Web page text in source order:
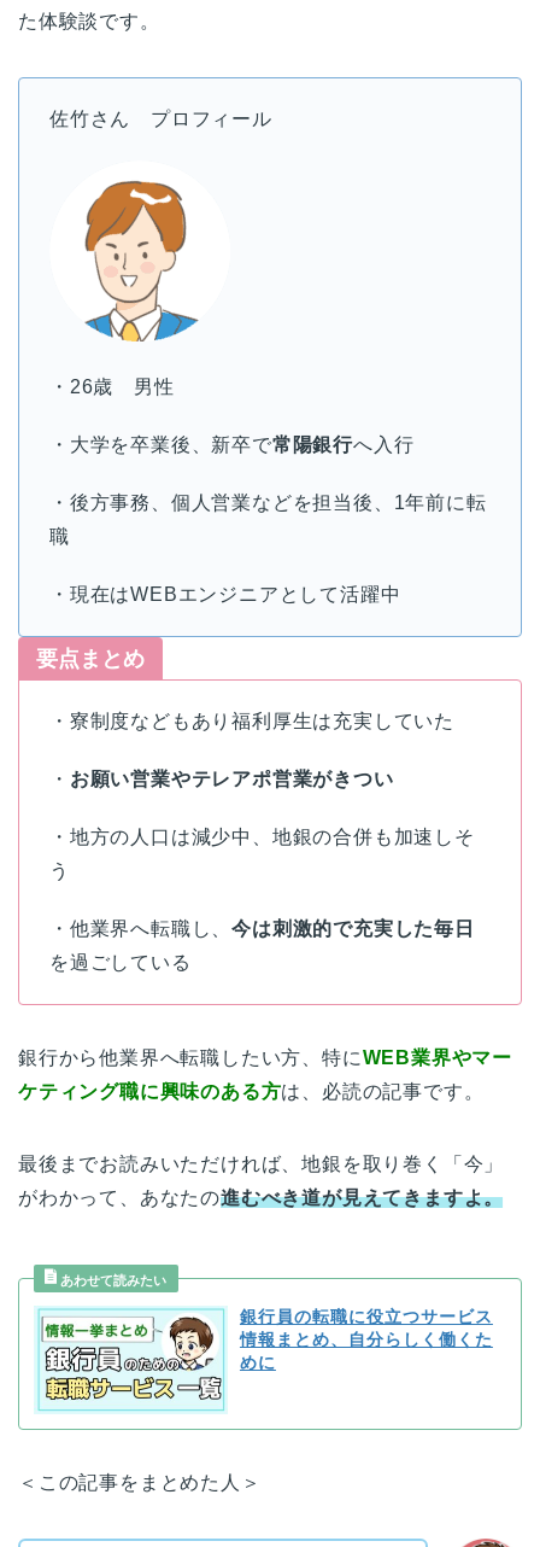
た体験談です。
佐竹さん プロフィール
・26歳 男性
・大学を卒業後、新卒で常陽銀行へ入行
・後方事務、個人営業などを担当後、1年前に転
職
・現在はWEBエンジニアとして活躍中
要点まとめ
・寮制度などもあり福利厚生は充実していた
・ お願い営業やテレアポ営業がきつい
・地方の人口は減少中、地銀の合併も加速しそ
う
・他業界へ転職し、今は刺激的で充実した毎日
を過ごしている
銀行から他業界へ転職したい方、特にWEB業界やマー
ケティング職に興味のある方は、必読の記事です。
最後までお読みいただければ、地銀を取り巻く「今」
がわかって、あなたの進むべき道が見えてきますよ。
銀行員の転職に役立つサービス
情報まとめ、自分らしく働くた
めに
＜この記事をまとめた人＞